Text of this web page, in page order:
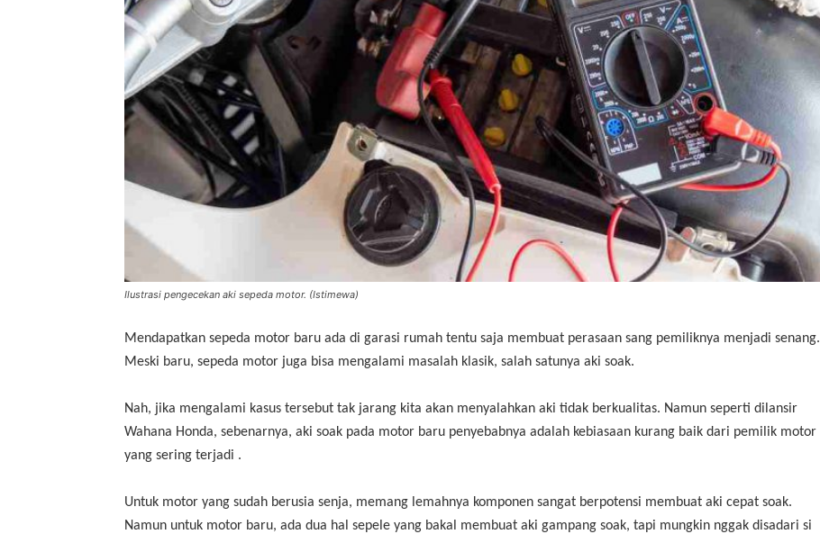
Ilustrasi pengecekan aki sepeda motor. (Istimewa)
Mendapatkan sepeda motor baru ada di garasi rumah tentu saja membuat perasaan sang pemiliknya menjadi senang.
Meski baru, sepeda motor juga bisa mengalami masalah klasik, salah satunya aki soak.
Nah, jika mengalami kasus tersebut tak jarang kita akan menyalahkan aki tidak berkualitas. Namun seperti dilansir
Wahana Honda, sebenarnya, aki soak pada motor baru penyebabnya adalah kebiasaan kurang baik dari pemilik motor
yang sering terjadi .
Untuk motor yang sudah berusia senja, memang lemahnya komponen sangat berpotensi membuat aki cepat soak.
Namun untuk motor baru, ada dua hal sepele yang bakal membuat aki gampang soak, tapi mungkin nggak disadari si